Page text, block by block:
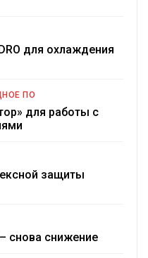
для охлаждения
ПО
для работы с
защиты
снова снижение